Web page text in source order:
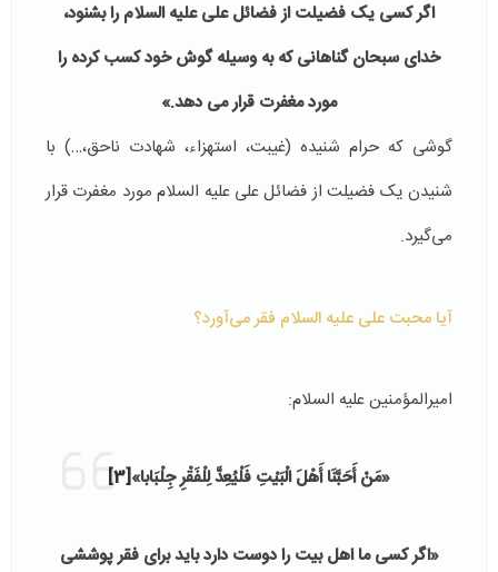
اگر کسی یک فضیلت از فضائل علی علیه السلام را بشنود،
خدای سبحان گناهانی که به وسیله گوش خود کسب کرده را
مورد مغفرت قرار می دهد.»
گوشی که حرام شنیده (غیبت، استهزاء، شهادت ناحق،…) با
شنیدن یک فضیلت از فضائل علی علیه السلام مورد مغفرت قرار
می‌گیرد.
آیا محبت علی علیه السلام فقر می‌آورد؟
امیرالمؤمنین علیه السلام:
«مَنْ أَحَبَّنَا أَهْلَ الْبَيْتِ فَلْيُعِدَّ لِلْفَقْرِ جِلْبَابا»[3]
«اگر کسی ما اهل بیت را دوست دارد باید برای فقر پوششی